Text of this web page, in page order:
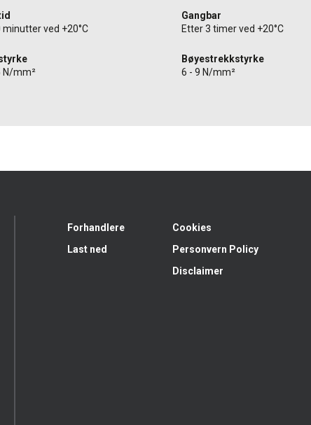
minutter ved +20°C
Gangbar
Etter 3 timer ved +20°C
N/mm²
Bøyestrekkstyrke
6 - 9 N/mm²
Forhandlere
Last ned
Cookies
Personvern Policy
Disclaimer